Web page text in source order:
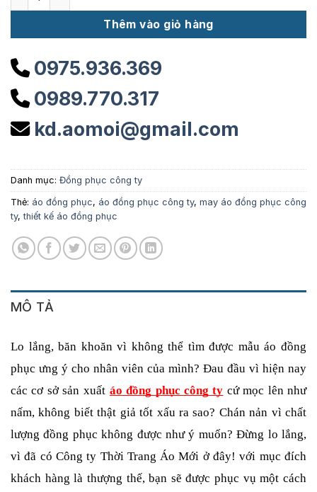
Thêm vào giỏ hàng
0975.936.369
0989.770.317
kd.aomoi@gmail.com
Danh mục: Đồng phục công ty
Thẻ: áo đồng phục, áo đồng phục công ty, may áo đồng phục công
ty,thiết kế áo đồng phục
MÔ TẢ
Lo lắng, băn khoăn vì không thể tìm được mẫu áo đồng
phục ưng ý cho nhân viên của mình? Đau đầu vì hiện nay
các cơ sở sản xuất áo đồng phục công ty cứ mọc lên như
nấm, không biết thật giả tốt xấu ra sao? Chán nản vì chất
lượng đồng phục không được như ý muốn? Đừng lo lắng,
vì đã có Công ty Thời Trang Áo Mới ở đây! với mục đích
khách hàng là thượng thế, bạn sẽ được phục vụ một cách